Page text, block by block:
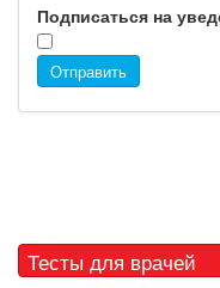
Подписаться на
Отправить
Тесты для врачей